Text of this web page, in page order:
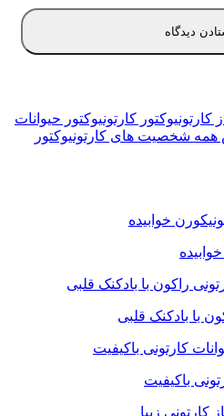
کارتونیوکتور کارتونیوکتور حیوانات
شخصیت های کارتونیوکتور
با بادکنک قلبی
باکیفیت